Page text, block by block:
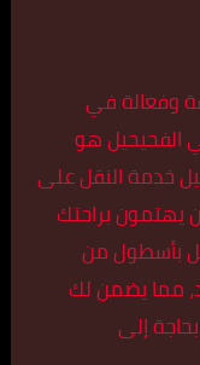
وفعالة في
الفحيحيل هو
خدمة النقل على
يهتمون براحتك
بأسطول من
مما يضمن لك
إلى